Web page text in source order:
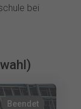
bei
Beendet